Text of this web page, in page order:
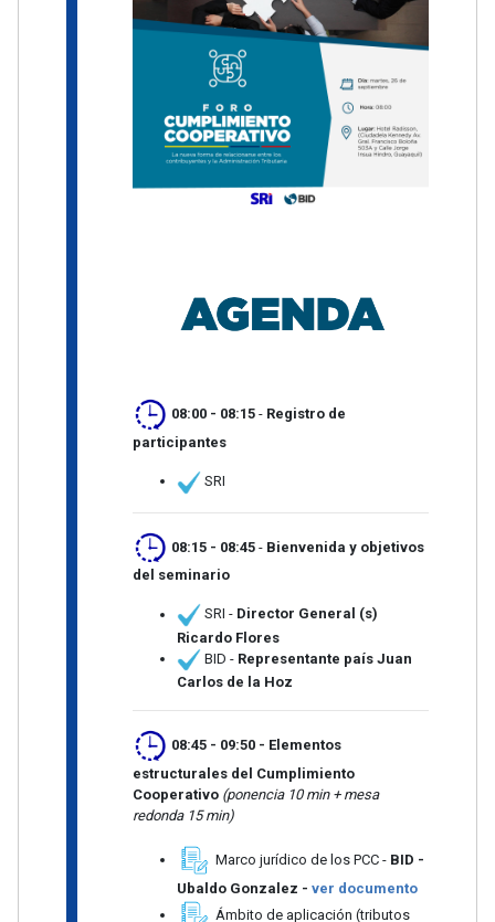
08:00 - 08:15-Registro de
participantes
SRI
08:15 - 08:45-Bienvenida y objetivos
del seminario
SRI - Director General (s)
Ricardo Flores
BID - Representante país Juan
Carlos de la Hoz
08:45 - 09:50 - Elementos
estructurales del Cumplimiento
Cooperativo (ponencia 10 min + mesa
redonda 15 min)
Marco jurídico de los PCC - BID -
Ubaldo Gonzalez - ver documento
Ámbito de aplicación (tributos